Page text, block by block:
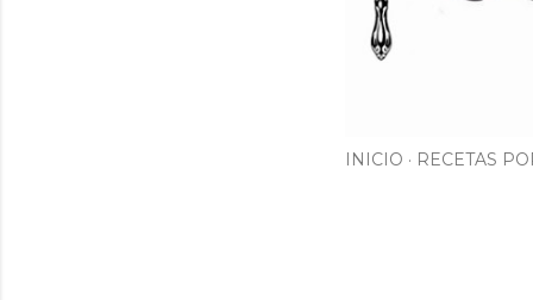
INICIO RECETAS